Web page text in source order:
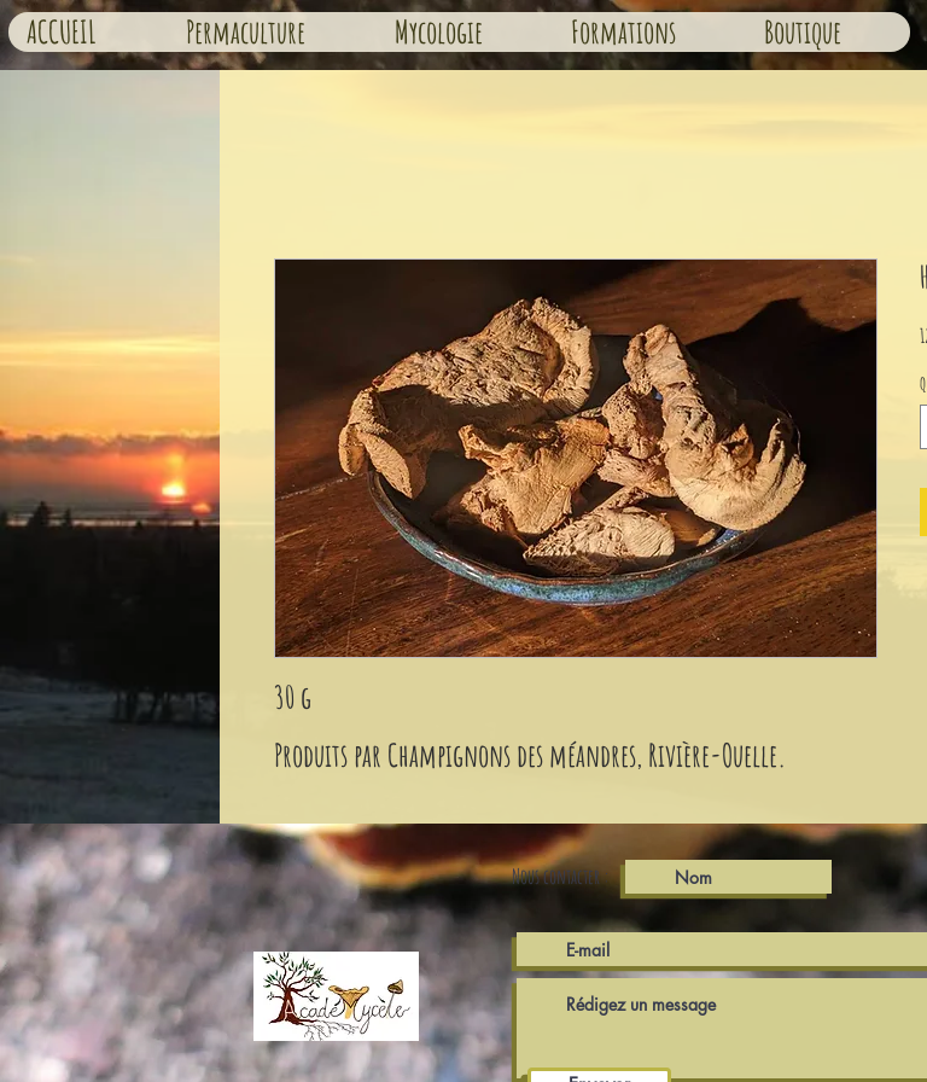
ACCUEIL Permaculture Mycologie Formations Boutique
30 g
Produits par Champignons des méandres, Rivière-Ouelle.
Nous contacter :